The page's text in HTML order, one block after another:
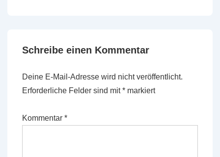
Schreibe einen Kommentar
Deine E-Mail-Adresse wird nicht veröffentlicht.
Erforderliche Felder sind mit* markiert
Kommentar *